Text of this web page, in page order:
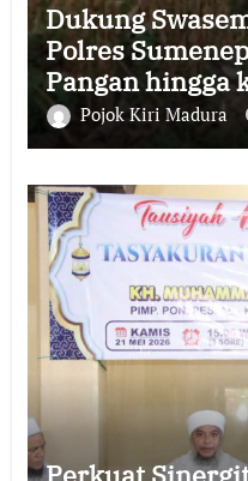
Dukung
Polres
Pangan hingga
Pojok Kiri Madura